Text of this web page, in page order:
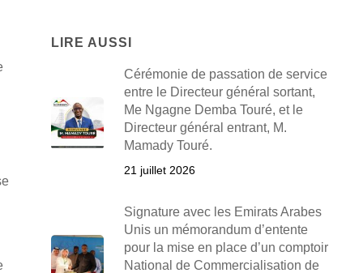
LIRE AUSSI
Cérémonie de passation de service
entre le Directeur général sortant,
Me Ngagne Demba Touré, et le
Directeur général entrant, M.
Mamady Touré.
21 juillet 2026
Signature avec les Emirats Arabes
Unis un mémorandum d’entente
pour la mise en place d’un comptoir
National de Commercialisation de